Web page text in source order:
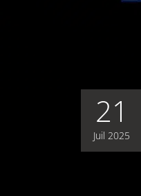
21
Juil 2025